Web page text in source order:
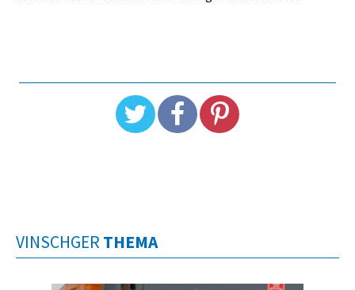
VINSCHGER THEMA